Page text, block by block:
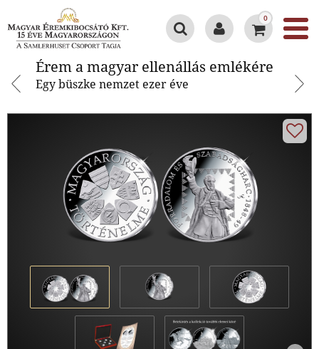
0
Érem a magyar ellenállás emlékére
Egy büszke nemzet ezer éve
Érem a magyar ellenállás
emlékére